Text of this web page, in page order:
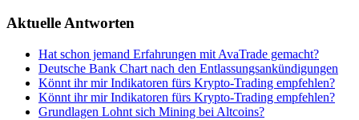
Aktuelle Antworten
Hat schon jemand Erfahrungen mit AvaTrade gemacht?
Deutsche Bank Chart nach den Entlassungsankündigungen
Könnt ihr mir Indikatoren fürs Krypto-Trading empfehlen?
Könnt ihr mir Indikatoren fürs Krypto-Trading empfehlen?
Grundlagen Lohnt sich Mining bei Altcoins?